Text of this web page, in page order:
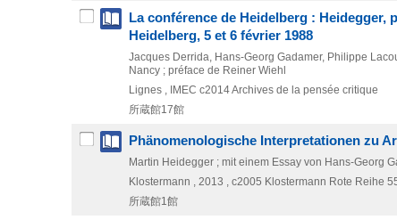
La conférence de Heidelberg :
Heidelberg, 5 et 6 février 1988
Jacques Derrida, Hans-Georg Gadamer, Philippe
Nancy ; préface de Reiner Wiehl
Lignes , IMEC c2014Archives de la pensée critique
所蔵館17館
Phänomenologische Interpretationen zu
Martin Heidegger ; mit einem Essay von Hans-Georg
Klostermann , 2013 , c2005 Klostermann Rote Reihe
所蔵館1館